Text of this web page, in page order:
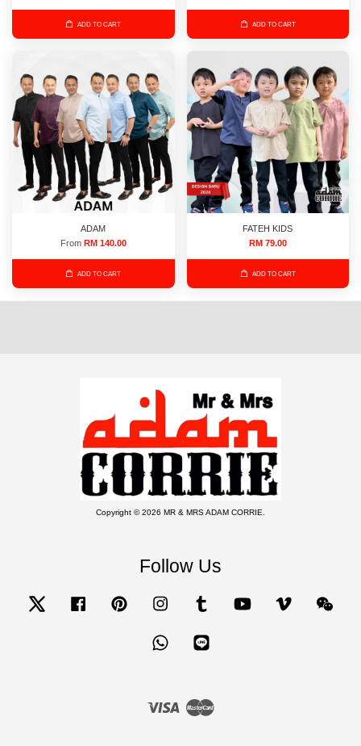
ADD TO CART ADD TO CART
ADAM
From RM 140.00
ADD TO CART
FATEH KIDS
RM 79.00
ADD TO CART
Copyright © 2026 MR & MRS ADAM CORRIE.
Follow Us
Twitter Facebook Pinterest Instagram Tumblr YouTube Vimeo
Whatsapp
Visa